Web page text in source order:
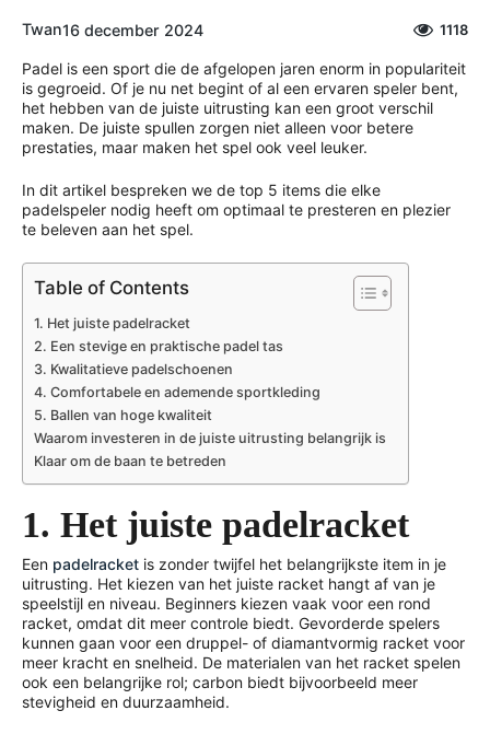
Twan16 december 2024 1118
Padel is een sport die de afgelopen jaren enorm in populariteit
is gegroeid. Of je nu net begint of al een ervaren speler bent,
het hebben van de juiste uitrusting kan een groot verschil
maken. De juiste spullen zorgen niet alleen voor betere
prestaties, maar maken het spel ook veel leuker.
In dit artikel bespreken we de top 5 items die elke
padelspeler nodig heeft om optimaal te presteren en plezier
te beleven aan het spel.
Table of Contents
1. Het juiste padelracket
2. Een stevige en praktische padel tas
3. Kwalitatieve padelschoenen
4. Comfortabele en ademende sportkleding
5. Ballen van hoge kwaliteit
Waarom investeren in de juiste uitrusting belangrijk is
Klaar om de baan te betreden
1. Het juiste padelracket
Een padelracket is zonder twijfel het belangrijkste item in je
uitrusting. Het kiezen van het juiste racket hangt af van je
speelstijl en niveau. Beginners kiezen vaak voor een rond
racket, omdat dit meer controle biedt. Gevorderde spelers
kunnen gaan voor een druppel- of diamantvormig racket voor
meer kracht en snelheid. De materialen van het racket spelen
ook een belangrijke rol; carbon biedt bijvoorbeeld meer
stevigheid en duurzaamheid.